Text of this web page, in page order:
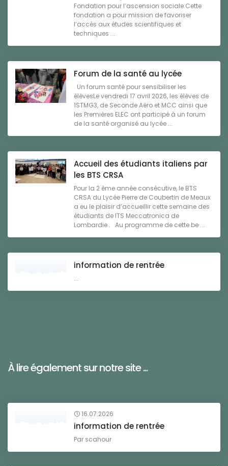
Fondation pour l’ascension sociale.Cette
fondation a pour mission de favoriser
l’accès aux études scientifiques et
techniques ...
Forum de la santé au lycée
Un forum santé pour sensibiliser les
élèvesLe vendredi 17 avril 2026, les élèves de
1STMG3, de Seconde Aéro et MCC ainsi que
les Premières ELEC ont participé à un forum
de la santé organisé au lycée ...
Accueil des étudiants italiens par
les BTS CRSA
Pour la 2 ème année consécutive, le BTS
CRSA du Lycée Pierre de Coubertin de Meaux
a eu le plaisir d’accueillir cette semaine des
étudiants de ITS Meccatronica de
Lombardie . Au programme de cette be ...
information de rentrée
...
À lire également sur notre site ...
16.07.2026
information de rentrée
Par scahour